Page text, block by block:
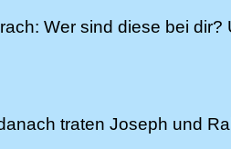
Wer sind diese bei dir?
traten Joseph und